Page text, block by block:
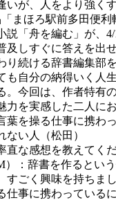
いが、人をより強くす
まほろ駅前多田便
説「舟を編む」が、
及しすぐに答えを出
り続ける辞書編集部
も自分の納得いく人
。今回は、作者特有
力を実感した二人に
葉を操る仕事に携わ
ない人（松田）
直な感想を教えてくだ
）：辞書を作るとい
すごく興味を持ちま
仕事に携わっている